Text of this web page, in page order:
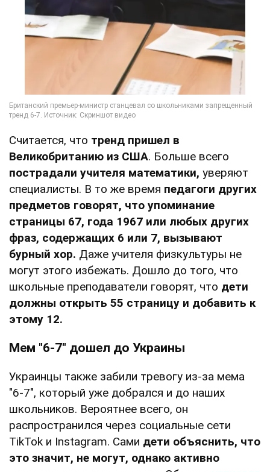
Считается, что тренд пришел в
Великобританию из США. Больше всего
пострадали учителя математики, уверяют
специалисты. В то же время педагоги других
предметов говорят, что упоминание
страницы 67, года 1967 или любых других
фраз, содержащих 6 или 7, вызывают
бурный хор. Даже учителя физкультуры не
могут этого избежать. Дошло до того, что
школьные преподаватели говорят, что дети
должны открыть 55 страницу и добавить к
этому 12.
Мем "6-7" дошел до Украины
Украинцы также забили тревогу из-за мема
"6-7", который уже добрался и до наших
школьников. Вероятнее всего, он
распространился через социальные сети
TikTok и Instagram. Сами дети объяснить, что
это значит, не могут, однако активно